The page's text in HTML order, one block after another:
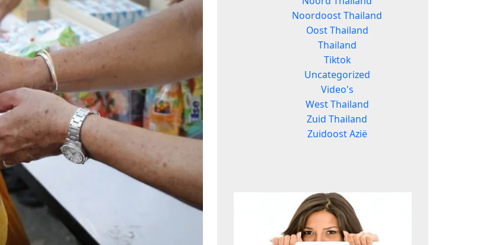
Noordoost Thailand
Oost Thailand
Thailand
Tiktok
Uncategorized
Video's
West Thailand
Zuid Thailand
Zuidoost Azië